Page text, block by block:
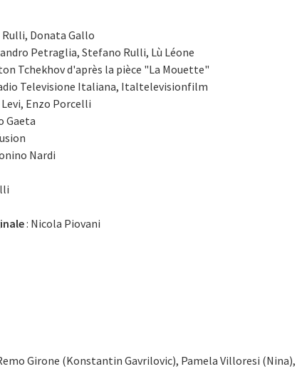
Donata Gallo
Petraglia, Stefano Rulli, Lù Léone
Tchekhov d'après la pièce "La Mouette"
Televisione Italiana, Italtelevisionfilm
Enzo Porcelli
Gaeta
Nardi
: Nicola Piovani
Girone (Konstantin Gavrilovic), Pamela Villoresi (Nina),